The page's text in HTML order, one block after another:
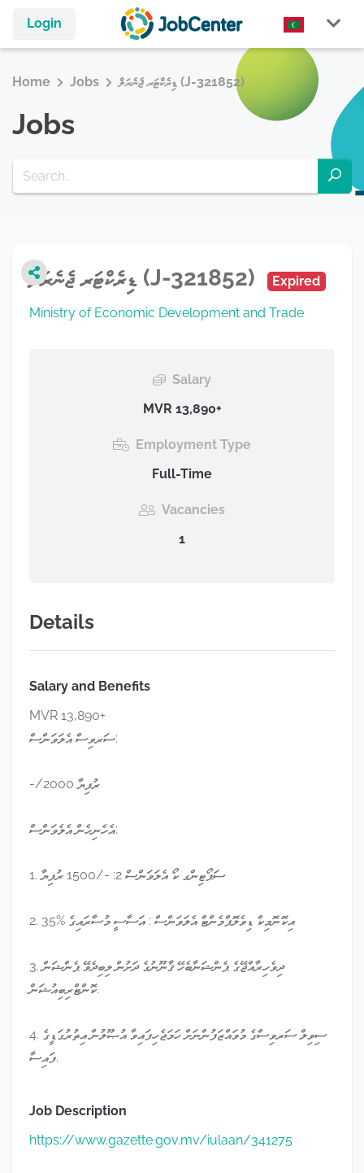
Login
Home Jobs ޑިރެކްޓަރ ޖެނެރަލް (J-321852)
Jobs
ޑިރެކްޓަރ ޖެނެރަލް (J-321852) Expired
Ministry of Economic Development and Trade
Salary
MVR 13,890+
Employment Type
Full-Time
Vacancies
1
Details
Salary and Benefits
MVR 13,890+
ސަރވިސް އެލަވަންސް:
-/2000 ރުފިޔާ
އެހެނިހެން އެލެވަންސް:
1. ސަޕޯޓިންގ ކޯ އެލަވަންސް 2: -/1500 ރުފިޔާ
2. އިކޮނޮމިކް ޑިވެލޮޕްމެންޓް އެލަވަންސް : އަސާސީ މުސާރައިގެ %35
3. ދިވެހިރާއްޖޭގެ ޕެންޝަނާބެހޭ ޤާނޫނުގެ ދަށުން ލިބިދެވޭ ޕެންޝަން
ކޮންޓްރިބިއުޝަން.
4. ސިވިލް ސަރވިސްގެ މުވައްޒަފުންނަށް ހަމަޖެހިފައިވާ އުޞޫލުން އިތުރުގަޑީގެ
ފައިސާ.
Job Description
https://www.gazette.gov.mv/iulaan/341275